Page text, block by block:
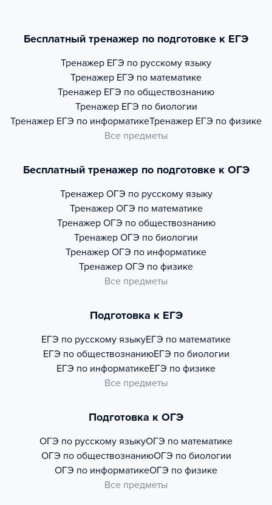
Бесплатный тренажер по подготовке к ЕГЭ
Тренажер ЕГЭ по русскому языку
Тренажер ЕГЭ по математике
Тренажер ЕГЭ по обществознанию
Тренажер ЕГЭ по биологии
Тренажер ЕГЭ по информатикеТренажер ЕГЭ по физике
Все предметы
Бесплатный тренажер по подготовке к ОГЭ
Тренажер ОГЭ по русскому языку
Тренажер ОГЭ по математике
Тренажер ОГЭ по обществознанию
Тренажер ОГЭ по биологии
Тренажер ОГЭ по информатике
Тренажер ОГЭ по физике
Все предметы
Подготовка к ЕГЭ
ЕГЭ по русскому языкуЕГЭ по математике
ЕГЭ по обществознаниюЕГЭ по биологии
ЕГЭ по информатикеЕГЭ по физике
Все предметы
Подготовка к ОГЭ
ОГЭ по русскому языкуОГЭ по математике
ОГЭ по обществознаниюОГЭ по биологии
ОГЭ по информатикеОГЭ по физике
Все предметы